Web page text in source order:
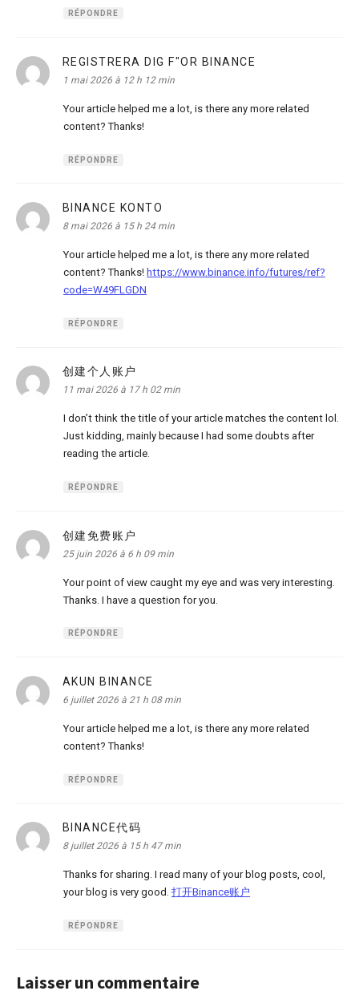
RÉPONDRE
REGISTRERA DIG F"OR BINANCE
1 mai 2026 à 12 h 12 min
Your article helped me a lot, is there any more related
content? Thanks!
RÉPONDRE
BINANCE KONTO
8 mai 2026 à 15 h 24 min
Your article helped me a lot, is there any more related
content? Thanks! https://www.binance.info/futures/ref?
code=W49FLGDN
RÉPONDRE
创建个人账户
11 mai 2026 à 17 h 02 min
I don’t think the title of your article matches the content lol.
Just kidding, mainly because I had some doubts after
reading the article.
RÉPONDRE
创建免费账户
25 juin 2026 à 6 h 09 min
Your point of view caught my eye and was very interesting.
Thanks. I have a question for you.
RÉPONDRE
AKUN BINANCE
6 juillet 2026 à 21 h 08 min
Your article helped me a lot, is there any more related
content? Thanks!
RÉPONDRE
BINANCE代码
8 juillet 2026 à 15 h 47 min
Thanks for sharing. I read many of your blog posts, cool,
your blog is very good. 打开Binance账户
RÉPONDRE
Laisser un commentaire